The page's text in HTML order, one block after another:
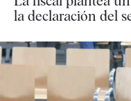
la declaración del